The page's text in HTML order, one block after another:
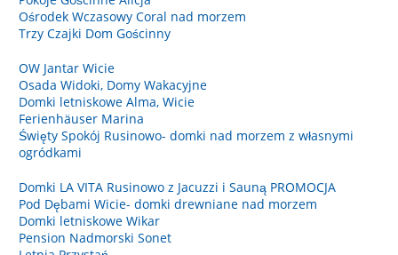
Ośrodek Wczasowy Coral nad morzem
Trzy Czajki Dom Gościnny
OW Jantar Wicie
Osada Widoki, Domy Wakacyjne
Domki letniskowe Alma, Wicie
Ferienhäuser Marina
Święty Spokój Rusinowo- domki nad morzem z własnymi
ogródkami
Domki LA VITA Rusinowo z Jacuzzi i Sauną PROMOCJA
Pod Dębami Wicie- domki drewniane nad morzem
Domki letniskowe Wikar
Pension Nadmorski Sonet